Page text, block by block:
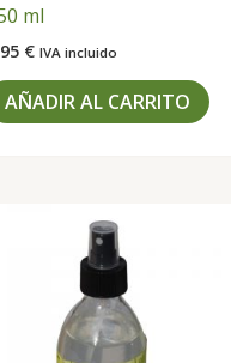
ml
€ IVA incluido
AÑADIR AL CARRITO